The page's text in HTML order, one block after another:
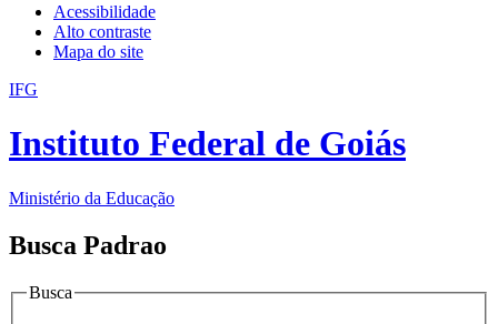
Acessibilidade
Alto contraste
Mapa do site
IFG
Instituto Federal de Goiás
Ministério da Educação
Busca Padrao
Busca